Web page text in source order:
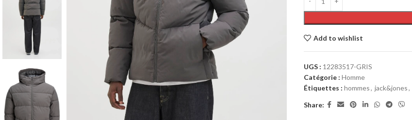
Add to wishlist
UGS : 12283517-GRIS
Catégorie : Homme
Étiquettes : hommes, jack&jones,
Share: